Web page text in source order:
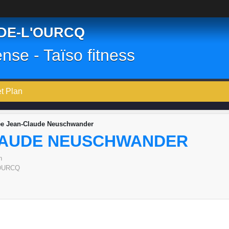
L'OURCQ
- Taïso fitness
Plan
Jean-Claude Neuschwander
NEUSCHWANDER